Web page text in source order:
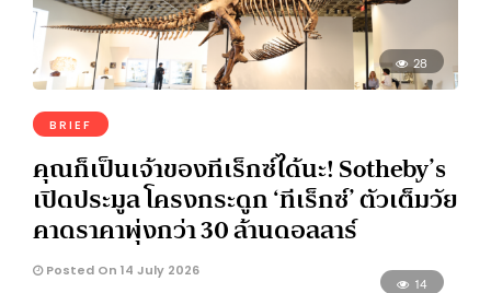
28
BRIEF
คุณก็เป็นเจ้าของทีเร็กซ์ได้นะ! Sotheby’s
เปิดประมูล โครงกระดูก ‘ทีเร็กซ์’ ตัวเต็มวัย
คาดราคาพุ่งกว่า 30 ล้านดอลลาร์
Posted On 14 July 2026
14